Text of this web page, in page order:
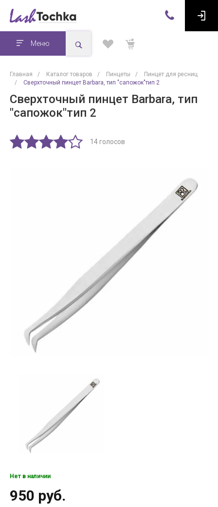
Меню
Главная / Каталог товаров / Пинцеты /
Пинцет для ресниц
/
Сверхточный пинцет Barbara, тип "сапожок"тип 2
Сверхточный пинцет Barbara, тип
"сапожок"тип 2
14 голосов
Нет в наличии
950 руб.